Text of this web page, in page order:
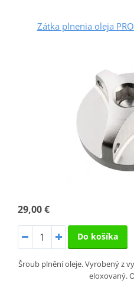
Zátka plnenia oleja
29,00 €
Do košíka
Šroub plnění oleje. Vyrobený z
eloxovaný.